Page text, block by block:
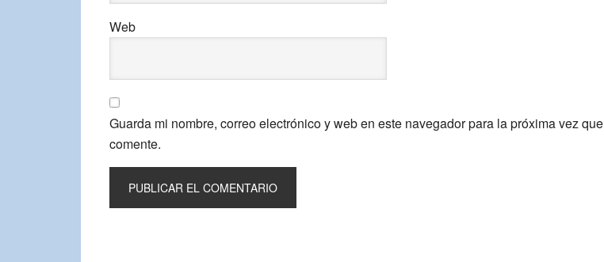
Web
Guarda mi nombre, correo electrónico y web en este navegador para la próxima vez que
comente.